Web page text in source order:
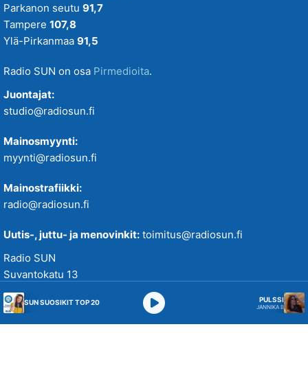
SUN Uusi Aamu
SUN Viihteelle -toivekonsertti
Tiistaitanssit klo 19-21
VIIKONLOPUN MENOVINKIT
Parkanon seutu 91,7
Tampere 107,8
Ylä-Pirkanmaa 91,5
Radio SUN on osa Pirmedioita.
Juontajat:
studio@radiosun.fi
Mainosmyynti:
myynti@radiosun.fi
Mainostrafiikki:
radio@radiosun.fi
Uutis-, juttu- ja menovinkit: toimitus@radiosun.fi
Radio SUN
Suvantokatu 13
33100 Tampere
SUN SUOSIKIT TOP 20 PULSSI
JANNIKA B